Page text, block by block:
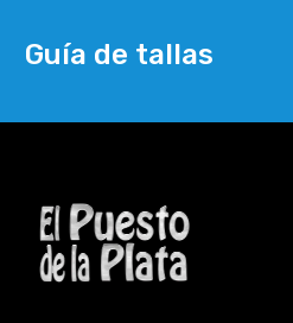
Guía de tallas